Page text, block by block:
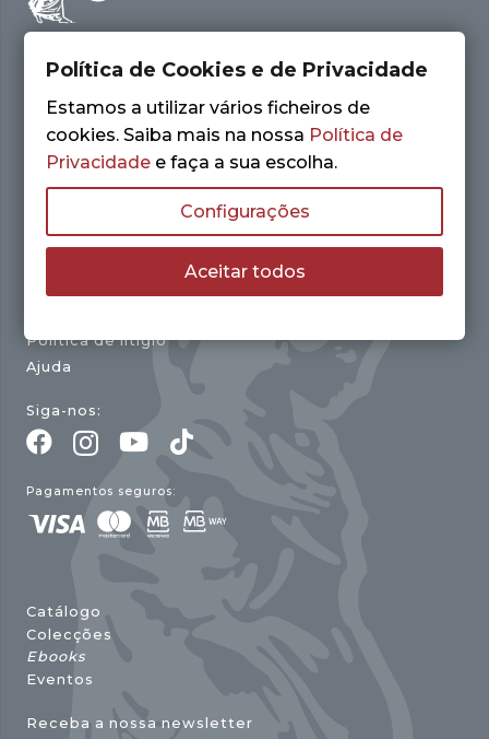
1050-012 Lisboa
+(351) 213 144 488
+(351) 912 254 151
(Chamada para a rede nacional)
Política de litígio
Ajuda
Siga-nos:
Pagamentos seguros:
Catálogo
Colecções
Ebooks
Eventos
Receba a nossa newsletter
Política de Cookies e de Privacidade
Estamos a utilizar vários ficheiros de
cookies. Saiba mais na nossa Política de
Privacidade e faça a sua escolha.
Configurações
Aceitar todos